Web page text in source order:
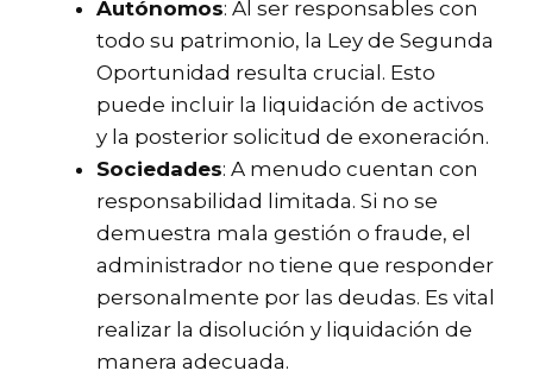
Autónomos: Al ser responsables con
todo su patrimonio, la Ley de Segunda
Oportunidad resulta crucial. Esto
puede incluir la liquidación de activos
y la posterior solicitud de exoneración.
Sociedades: A menudo cuentan con
responsabilidad limitada. Si no se
demuestra mala gestión o fraude, el
administrador no tiene que responder
personalmente por las deudas. Es vital
realizar la disolución y liquidación de
manera adecuada.